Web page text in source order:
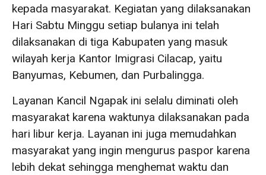
kepada masyarakat. Kegiatan yang dilaksanakan
Hari Sabtu Minggu setiap bulanya ini telah
dilaksanakan di tiga Kabupaten yang masuk
wilayah kerja Kantor Imigrasi Cilacap, yaitu
Banyumas, Kebumen, dan Purbalingga.
Layanan Kancil Ngapak ini selalu diminati oleh
masyarakat karena waktunya dilaksanakan pada
hari libur kerja. Layanan ini juga memudahkan
masyarakat yang ingin mengurus paspor karena
lebih dekat sehingga menghemat waktu dan